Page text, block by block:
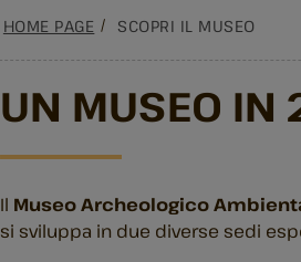
HOME PAGE SCOPRI IL MUSEO
UN MUSEO IN
Il Museo Archeologico
si sviluppa in due diverse sedi